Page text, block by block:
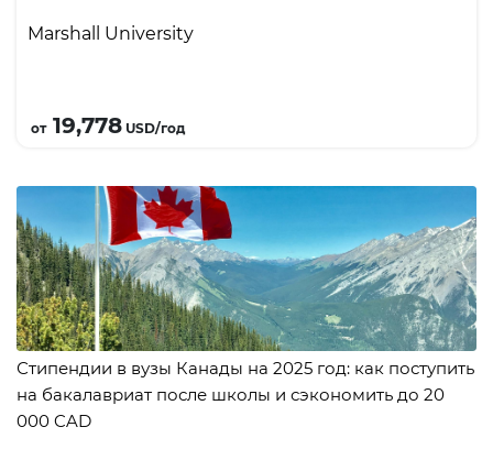
Marshall University
от19,778 USD/год
обучения на Pathway; доступны стипендии до
Стипендии в вузы Канады на 2025 год: как поступить
на бакалавриат после школы и сэкономить до 20
000 CAD